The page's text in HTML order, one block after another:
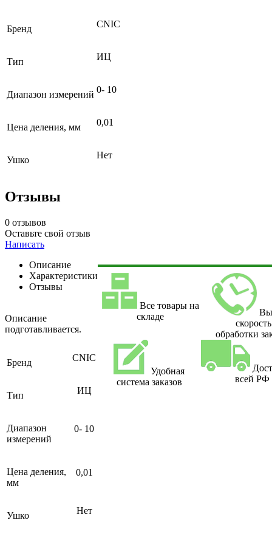
Бренд CNIC
Тип ИЦ
Диапазон измерений 0- 10
Цена деления, мм 0,01
Ушко Нет
Отзывы
0 отзывов
Оставьте свой отзыв
Написать
Описание
Характеристики
Отзывы
Описание
подготавливается.
Бренд CNIC
Тип ИЦ
Диапазон
измерений
0- 10
Цена деления,
мм
0,01
Ушко Нет
Все товары на
складе
скорость
обработки
Удобная
система заказов
всей РФ